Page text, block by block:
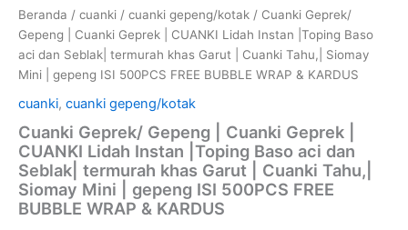
Beranda / cuanki / cuanki gepeng/kotak / Cuanki Geprek/
Gepeng | Cuanki Geprek | CUANKI Lidah Instan |Toping Baso
aci dan Seblak| termurah khas Garut | Cuanki Tahu,| Siomay
Mini | gepeng ISI 500PCS FREE BUBBLE WRAP & KARDUS
cuanki, cuanki gepeng/kotak
Cuanki Geprek/ Gepeng | Cuanki Geprek |
CUANKI Lidah Instan |Toping Baso aci dan
Seblak| termurah khas Garut | Cuanki Tahu,|
Siomay Mini | gepeng ISI 500PCS FREE
BUBBLE WRAP & KARDUS
FREE
BUBBLE
WRAP
&